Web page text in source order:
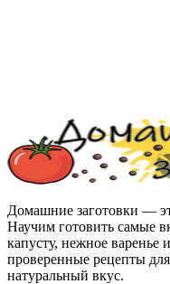
Домашние заготовки —
Научим готовить самые
капусту, нежное варенье
проверенные рецепты
натуральный вкус.